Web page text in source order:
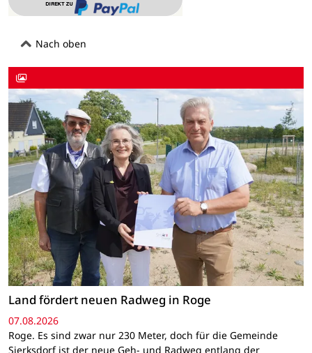
Nach oben
Land fördert neuen Radweg in Roge
07.08.2026
Roge. Es sind zwar nur 230 Meter, doch für die Gemeinde
Sierksdorf ist der neue Geh- und Radweg entlang der